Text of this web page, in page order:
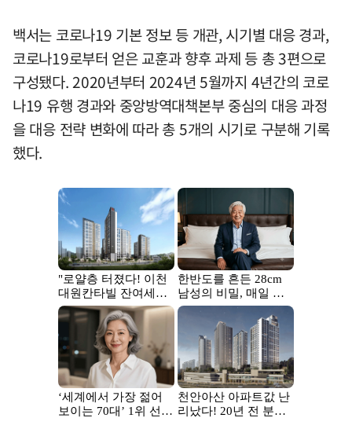
백서는 코로나19 기본 정보 등 개관, 시기별 대응 경과,
코로나19로부터 얻은 교훈과 향후 과제 등 총 3편으로
구성됐다. 2020년부터 2024년 5월까지 4년간의 코로
나19 유행 경과와 중앙방역대책본부 중심의 대응 과정
을 대응 전략 변화에 따라 총 5개의 시기로 구분해 기록
했다.